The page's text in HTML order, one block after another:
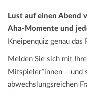
Lust auf einen Abend
Aha-Momente und
Kneipenquiz genau das
Melden Sie sich mit
Mitspieler*innen – und
abwechslungsreichen